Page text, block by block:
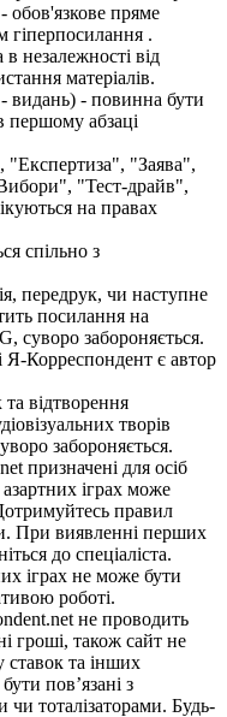
обов'язкове пряме
гіперпосилання .
незалежності від
матеріалів.
видань) - повинна бути
першому абзаці
"Заява",
"Тест-драйв",
на правах
спільно з
передрук, чи наступне
посилання на
суворо забороняється.
Я-Корреспондент є автор
відтворення
творів
забороняється.
призначені для осіб
іграх може
правил
При виявленні перших
до спеціаліста.
іграх не може бути
роботі.
не проводить
гроші, також сайт не
ставок та інших
пов’язані з
чи тоталізаторами. Будь-